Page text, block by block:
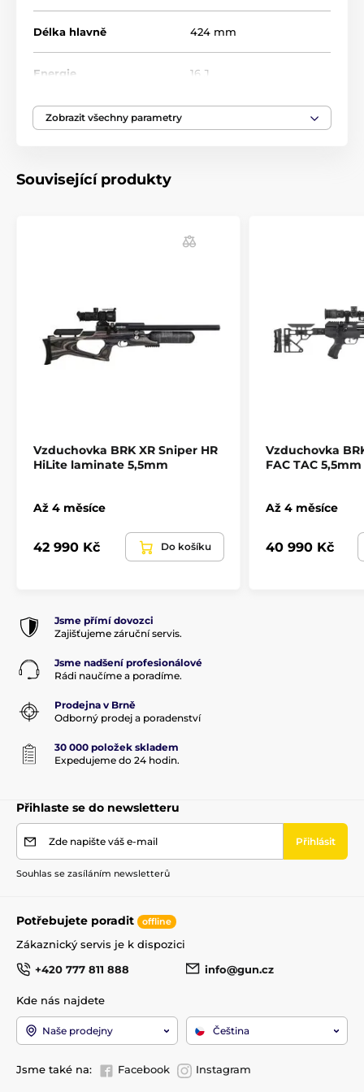
součástí balení.
Ke vzduchovkám Air Arms doporučujeme
puškohledyOptisanneboSightron,
montáže
a samozřejmě diabolky
Délka hlavně 424 mm
Energie 16 J
Hmotnost
Ne
Monte Carlo
Materiál pažby
Quickfill Ano
Zobrazit všechny parametry
Související produkty
Vzduchovka BRK XR Sniper HR
HiLite laminate 5,5mm
Až 4 měsíce
42 990 Kč Do košíku
Vzduchovka
FAC TAC 5,5mm
Až 4 měsíce
40 990 Kč
Jsme přímí dovozci
Zajišťujeme záruční servis.
Jsme nadšení profesionálové
Rádi naučíme a poradíme.
Prodejna v Brně
Odborný prodej a poradenství
30 000 položek skladem
Expedujeme do 24 hodin.
Přihlaste se do newsletteru
Zde napište váš e-mail Přihlásit
Souhlas se zasíláním newsletterů
Potřebujete poradit offline
Zákaznický servis je k dispozici
+420 777 811 888
info@gun.cz
Kde nás najdete
Naše prodejny Čeština
Jsme také na: Facebook Instagram